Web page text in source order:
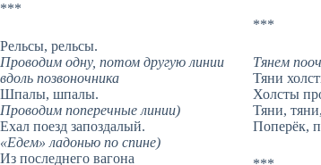
***
Рельсы, рельсы.
Проводим одну, потом другую линии
вдоль позвоночника
Шпалы, шпалы.
Проводим поперечные линии)
Ехал поезд запоздалый.
«Едем» ладонью по спине)
Из последнего вагона
***
Тянем
Тяни
Холсты
Тяни,
Поперёк,